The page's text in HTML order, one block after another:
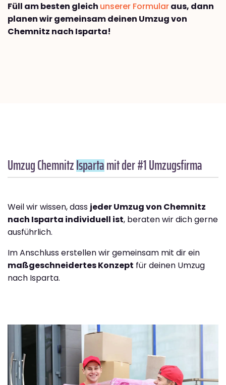
Füll am besten gleich unserer Formularaus, dann
planen wir gemeinsam deinen Umzug von
Chemnitz nach Isparta!
Umzug ChemnitzIspartamit der #1 Umzugsfirma
Weil wir wissen, dass jeder Umzug von Chemnitz
nach Isparta individuell ist, beraten wir dich gerne
ausführlich.
Im Anschluss erstellen wir gemeinsam mit dir ein
maßgeschneidertes Konzept für deinen Umzug
nach Isparta.